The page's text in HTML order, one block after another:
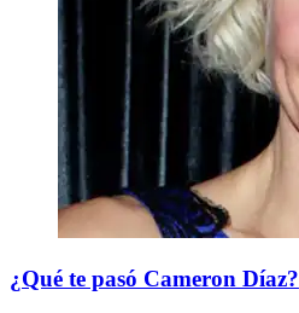
¿Qué te pasó Cameron Díaz?